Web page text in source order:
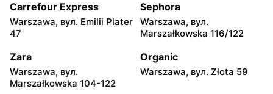
BLU
Zduńska Wola, вул. Jana
BLU
Białystok, вул. Składowa 12
BLU
Olsztyn, вул. Lubelska 25
BLU
Carrefour Express
Warszawa, вул. Emilii Plater
47
Sephora
Warszawa, вул.
Marszałkowska 116/122
Zara
Warszawa, вул.
Marszałkowska 104-122
Organic
Warszawa, вул. Złota 59